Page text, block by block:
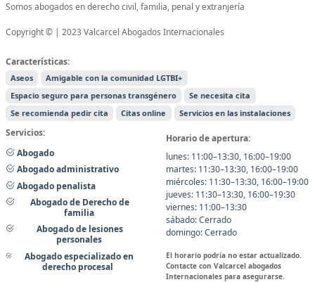
Somos abogados en derecho civil, familia, penal y extranjería
Copyright © | 2023 Valcarcel Abogados Internacionales
Características:
Aseos
Amigable con la comunidad LGTBI+
Espacio seguro para personas transgénero
Se necesita cita
Se recomienda pedir cita
Citas online Servicios en las instalaciones
Servicios:
Abogado
Abogado administrativo
Abogado penalista
Abogado de Derecho de
familia
Abogado de lesiones
personales
Abogado especializado en
derecho procesal
Horario de apertura:
lunes: 11:00–13:30, 16:00–19:00
martes: 11:30–13:30, 16:00–19:00
miércoles: 11:30–13:30, 16:00–19:00
jueves: 11:30–13:30, 16:00–19:30
viernes: 11:00–13:30
sábado: Cerrado
domingo: Cerrado
El horario podría no estar actualizado.
Contacte con Valcarcel abogados
Internacionales para asegurarse.